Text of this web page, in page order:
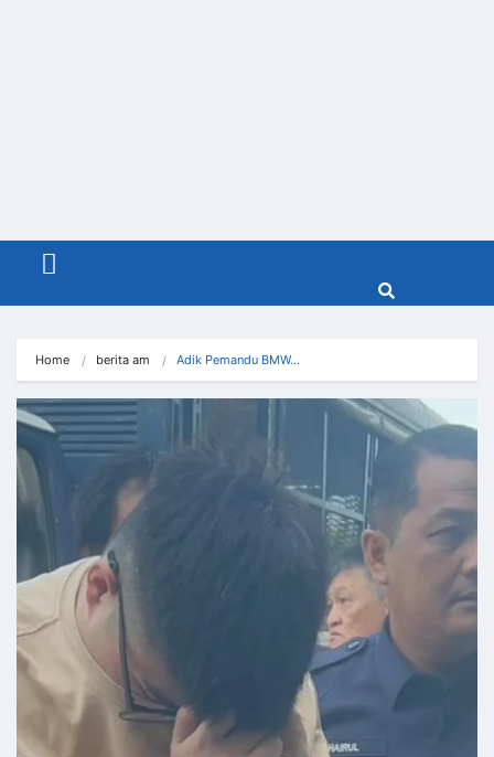
Menu
Home berita am Adik Pemandu BMW…